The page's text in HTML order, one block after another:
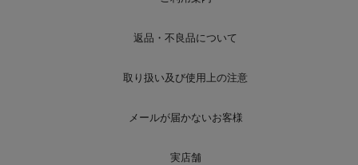
返品・不良品について
取り扱い及び使用上の注意
メールが届かないお客様
実店舗